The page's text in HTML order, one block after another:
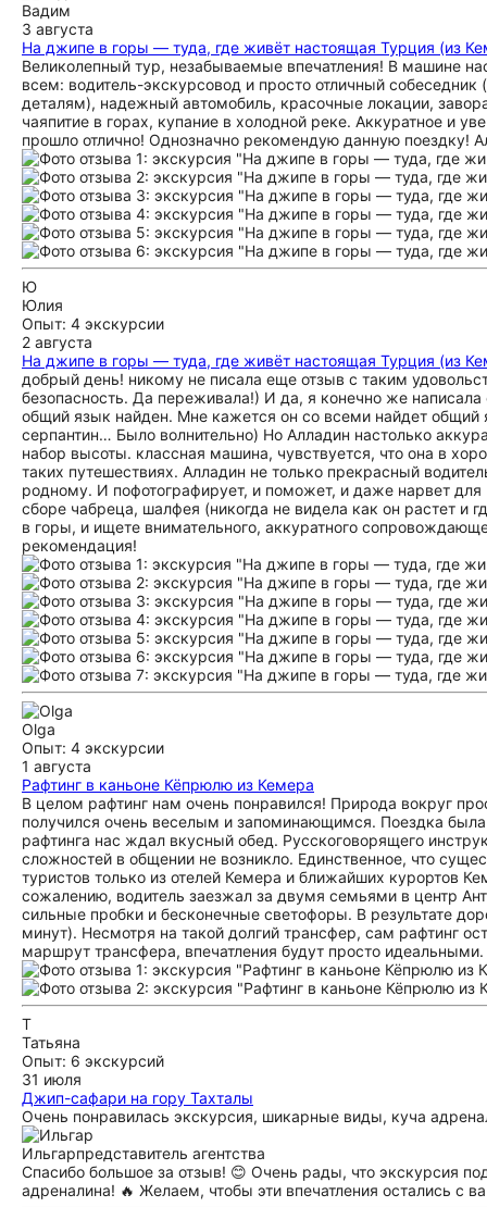
Вадим
3 августа
На джипе в горы — туда, где живёт настоящая Турция (из
Великолепный тур, незабываемые впечатления! В машине
всем: водитель-экскурсовод и просто отличный
деталям), надежный автомобиль, красочные локации,
чаяпитие в горах, купание в холодной реке. Аккуратное и
прошло отлично! Однозначно рекомендую данную поездку!
Ю
Юлия
Опыт: 4 экскурсии
2 августа
На джипе в горы — туда, где живёт настоящая Турция (из
добрый день! никому не писала еще отзыв с таким
безопасность. Да переживала!) И да, я конечно же
общий язык найден. Мне кажется он со всеми найдет
серпантин… Было волнительно) Но Алладин настолько
набор высоты. классная машина, чувствуется, что она в
таких путешествиях. Алладин не только прекрасный
родному. И пофотографирует, и поможет, и даже нарвет
сборе чабреца, шалфея (никогда не видела как он растет и
в горы, и ищете внимательного, аккуратного
рекомендация!
Olga
Опыт: 4 экскурсии
1 августа
Рафтинг в каньоне Кёпрюлю из Кемера
В целом рафтинг нам очень понравился! Природа вокруг
получился очень веселым и запоминающимся. Поездка была
рафтинга нас ждал вкусный обед. Русскоговорящего
сложностей в общении не возникло. Единственное, что
туристов только из отелей Кемера и ближайших курортов
сожалению, водитель заезжал за двумя семьями в центр
сильные пробки и бесконечные светофоры. В результате
минут). Несмотря на такой долгий трансфер, сам рафтинг
маршрут трансфера, впечатления будут просто идеальными.
Т
Татьяна
Опыт: 6 экскурсий
31 июля
Джип-cафари на гору Тахталы
Очень понравилась экскурсия, шикарные виды, куча
Ильгарпредставитель агентства
Спасибо большое за отзыв! 😊 Очень рады, что экскурсия
адреналина! 🔥 Желаем, чтобы эти впечатления остались с